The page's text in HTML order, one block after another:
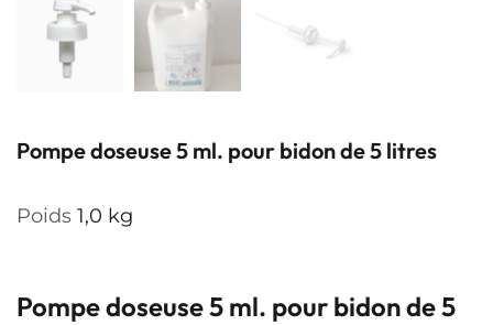
Pompe doseuse 5 ml. pour bidon de 5 litres
Poids 1,0 kg
Pompe doseuse 5 ml. pour bidon de 5